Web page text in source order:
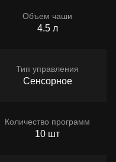
Объем чаши
4.5 л
Тип управления
Сенсорное
Количество программ
10 шт